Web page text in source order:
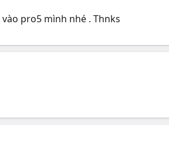
pro5 mình nhé . Thnks